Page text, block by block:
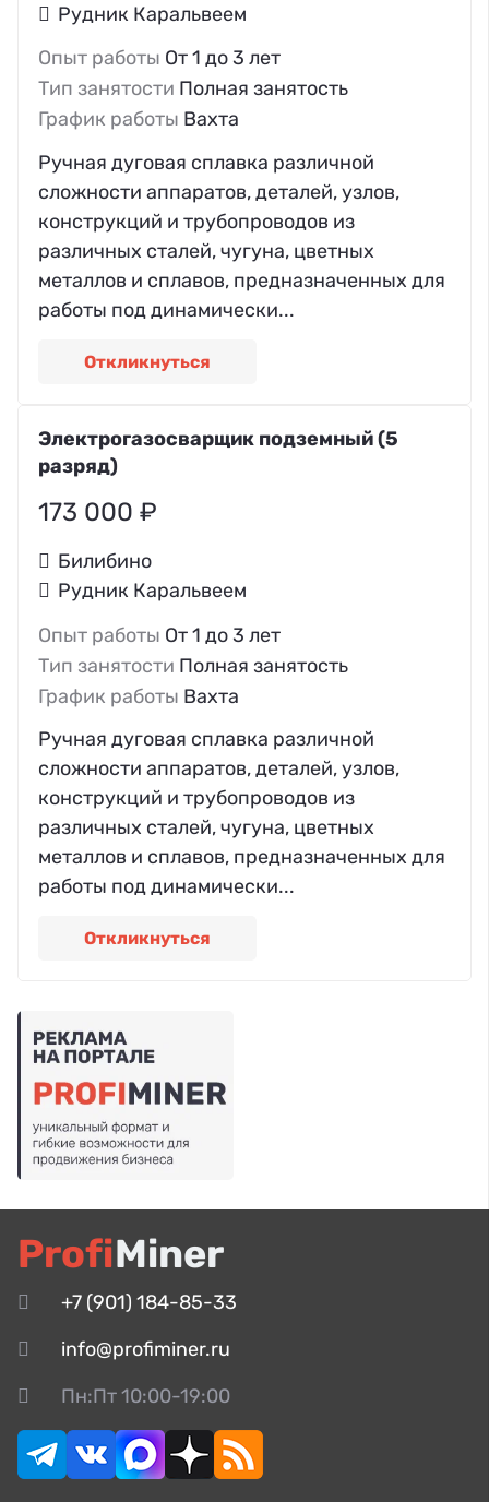
Рудник Каральвеем
Опыт работы От 1 до 3 лет
Тип занятости Полная занятость
График работы Вахта
Ручная дуговая сплавка различной
сложности аппаратов, деталей, узлов,
конструкций и трубопроводов из
различных сталей, чугуна, цветных
металлов и сплавов, предназначенных для
работы под динамически...
Откликнуться
Электрогазосварщик подземный (5
разряд)
173 000 ₽
Билибино
Рудник Каральвеем
Опыт работы От 1 до 3 лет
Тип занятости Полная занятость
График работы Вахта
Ручная дуговая сплавка различной
сложности аппаратов, деталей, узлов,
конструкций и трубопроводов из
различных сталей, чугуна, цветных
металлов и сплавов, предназначенных для
работы под динамически...
Откликнуться
ProfiMiner
+7 (901) 184-85-33
info@profiminer.ru
Пн:Пт 10:00-19:00